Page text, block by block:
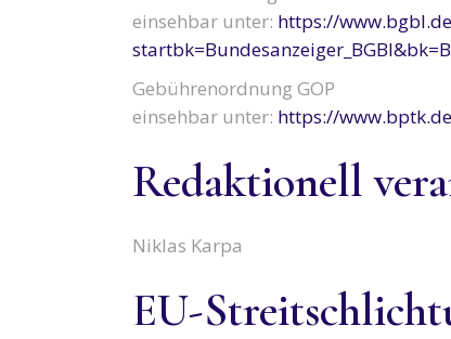
einsehbar unter: https://
Gebührenordnung GOP
einsehbar unter: https://
Redaktionell
Niklas Karpa
EU-